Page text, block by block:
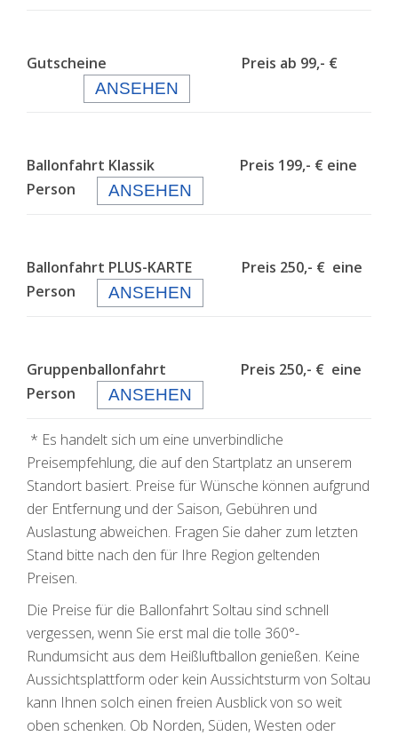
Gutscheine Preis ab 99,- €
ANSEHEN
Ballonfahrt Klassik Preis 199,- € eine
Person
ANSEHEN
Ballonfahrt PLUS-KARTE Preis 250,- € eine
Person
ANSEHEN
Gruppenballonfahrt Preis 250,- € eine
Person
ANSEHEN
* Es handelt sich um eine unverbindliche
Preisempfehlung, die auf den Startplatz an unserem
Standort basiert. Preise für Wünsche können aufgrund
der Entfernung und der Saison, Gebühren und
Auslastung abweichen. Fragen Sie daher zum letzten
Stand bitte nach den für Ihre Region geltenden
Preisen.
Die Preise für die Ballonfahrt Soltau sind schnell
vergessen, wenn Sie erst mal die tolle 360°-
Rundumsicht aus dem Heißluftballon genießen. Keine
Aussichtsplattform oder kein Aussichtsturm von Soltau
kann Ihnen solch einen freien Ausblick von so weit
oben schenken. Ob Norden, Süden, Westen oder